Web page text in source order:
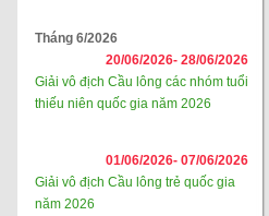
Tháng 6/2026
20/06/2026- 28/06/2026
Giải vô địch Cầu lông các nhóm tuổi
thiếu niên quốc gia năm 2026
01/06/2026- 07/06/2026
Giải vô địch Cầu lông trẻ quốc gia
năm 2026